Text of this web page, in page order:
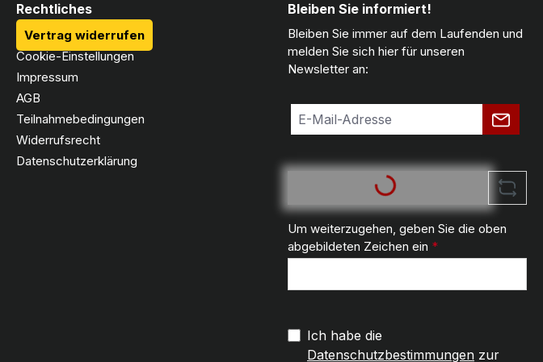
Rechtliches
Vertrag widerrufen
Cookie-Einstellungen
Impressum
AGB
Teilnahmebedingungen
Widerrufsrecht
Datenschutzerklärung
Bleiben Sie informiert!
Bleiben Sie immer auf dem Laufenden und
melden Sie sich hier für unseren
Newsletter an:
Um weiterzugehen, geben Sie die oben
abgebildeten Zeichen ein *
Ich habe die
Datenschutzbestimmungen zur